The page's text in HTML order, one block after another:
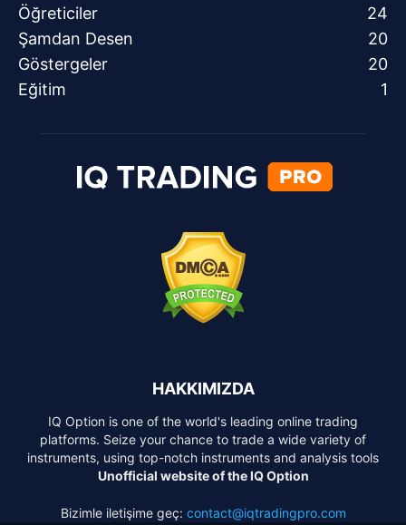
Öğreticiler
24
Şamdan Desen
20
Göstergeler
20
Eğitim
1
HAKKIMIZDA
IQ Option is one of the world's leading online trading
platforms. Seize your chance to trade a wide variety of
instruments, using top-notch instruments and analysis tools
Unofficial website of the IQ Option
Bizimle iletişime geç: contact@iqtradingpro.com